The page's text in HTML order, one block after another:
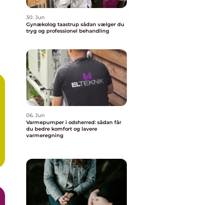
30. Jun
Gynækolog taastrup sådan vælger du
tryg og professionel behandling
06. Jun
Varmepumper i odsherred: sådan får
du bedre komfort og lavere
varmeregning